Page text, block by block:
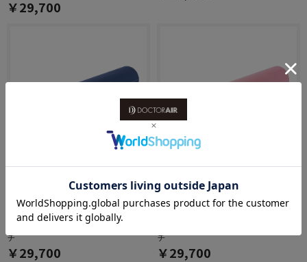
￥29,700
ピラティスロール
（ブルー）
ヒーターで身体を温めながらストレッ
チ
￥29,700
ピラティスロール
（ピンク）
チ
￥29,700